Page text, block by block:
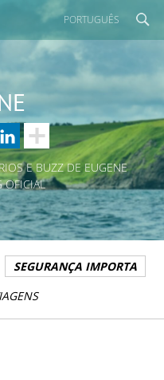
PORTUGUÊS
E BUZZ DE EUGENE
OFICIAL
SEGURANÇA IMPORTA